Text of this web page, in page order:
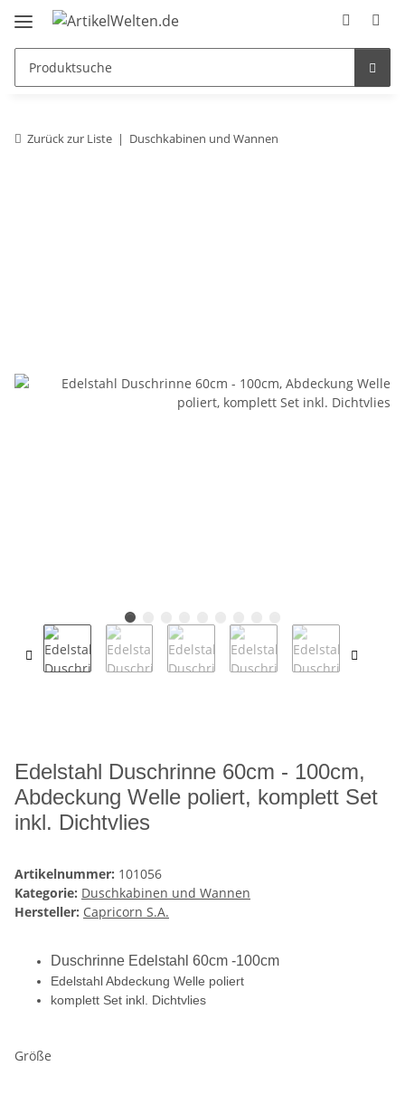
Zurück zur Liste Duschkabinen und Wannen
Edelstahl Duschrinne 60cm - 100cm,
Abdeckung Welle poliert, komplett Set
inkl. Dichtvlies
Artikelnummer: 101056
Kategorie: Duschkabinen und Wannen
Hersteller: Capricorn S.A.
Duschrinne Edelstahl 60cm -100cm
Edelstahl Abdeckung Welle poliert
komplett Set inkl. Dichtvlies
Größe